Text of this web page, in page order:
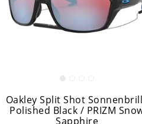
Oakley Split Shot
Polished Black / PRIZM
Sapphire